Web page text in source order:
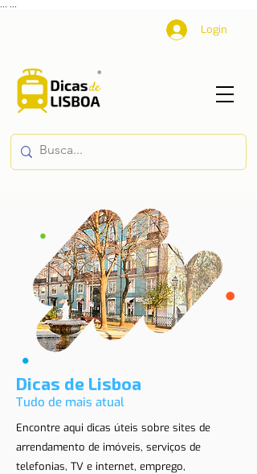
Login
Dicas de Lisboa
Tudo de mais atual
Encontre aqui dicas úteis sobre sites de
arrendamento de imóveis, serviços de
telefonias, TV e internet, emprego,